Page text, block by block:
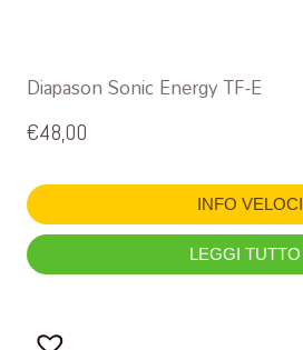
Diapason Sonic Energy TF-E
€48,00
INFO VELOCI
LEGGI TUTTO